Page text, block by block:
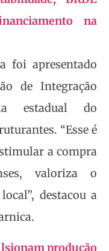
na
foi apresentado
de Integração
estadual do
“Esse é
a compra
valoriza o
destacou a
produção